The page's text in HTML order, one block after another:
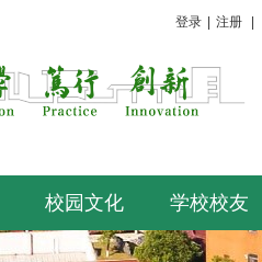
登录 注册
校园文化 学校校友